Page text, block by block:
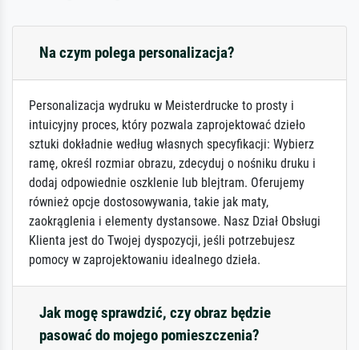
Na czym polega personalizacja?
Personalizacja wydruku w Meisterdrucke to prosty i
intuicyjny proces, który pozwala zaprojektować dzieło
sztuki dokładnie według własnych specyfikacji: Wybierz
ramę, określ rozmiar obrazu, zdecyduj o nośniku druku i
dodaj odpowiednie oszklenie lub blejtram. Oferujemy
również opcje dostosowywania, takie jak maty,
zaokrąglenia i elementy dystansowe. Nasz Dział Obsługi
Klienta jest do Twojej dyspozycji, jeśli potrzebujesz
pomocy w zaprojektowaniu idealnego dzieła.
Jak mogę sprawdzić, czy obraz będzie
pasować do mojego pomieszczenia?